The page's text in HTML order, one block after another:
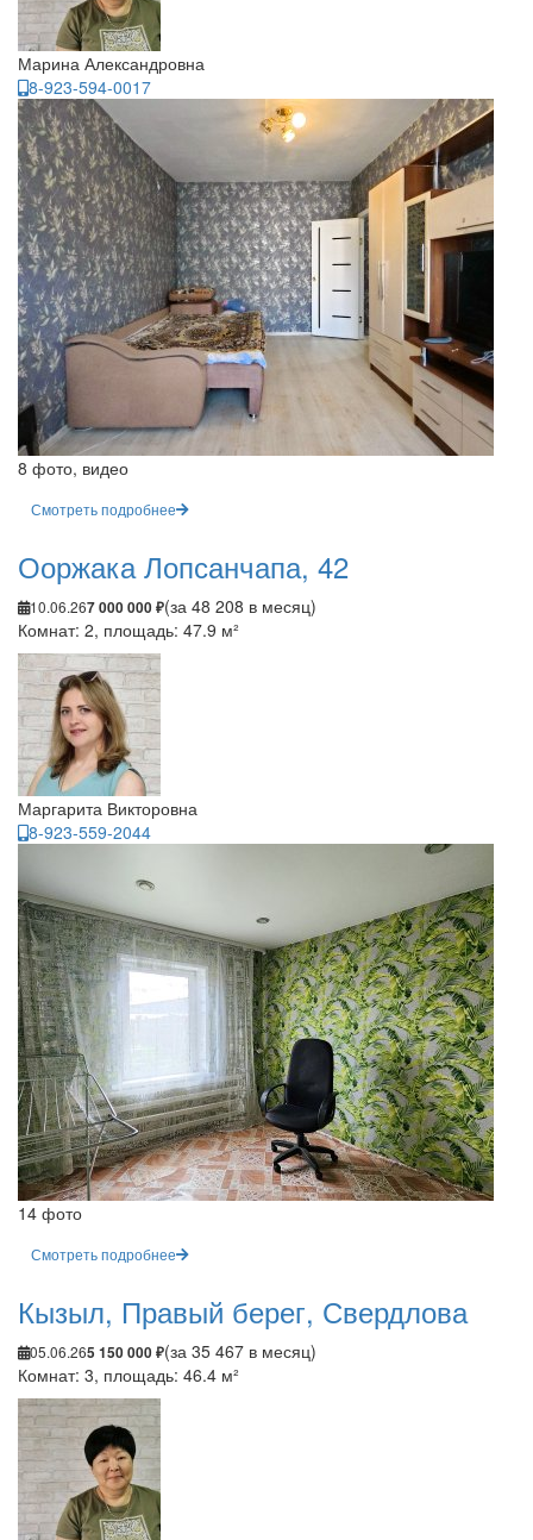
Марина Александровна
8-923-594-0017
8 фото, видео
Смотреть подробнее
Ооржака Лопсанчапа, 42
10.06.267 000 000 ₽(за 48 208 в месяц)
Комнат: 2, площадь: 47.9 м²
Маргарита Викторовна
8-923-559-2044
14 фото
Смотреть подробнее
Кызыл, Правый берег, Свердлова
05.06.265 150 000 ₽(за 35 467 в месяц)
Комнат: 3, площадь: 46.4 м²